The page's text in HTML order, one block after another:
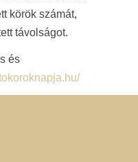
körök számát,
távolságot.
és